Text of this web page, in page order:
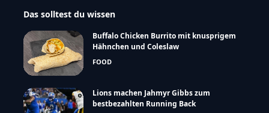
Das solltest du wissen
Buffalo Chicken Burrito mit knusprigem
Hähnchen und Coleslaw
FOOD
Lions machen Jahmyr Gibbs zum
bestbezahlten Running Back